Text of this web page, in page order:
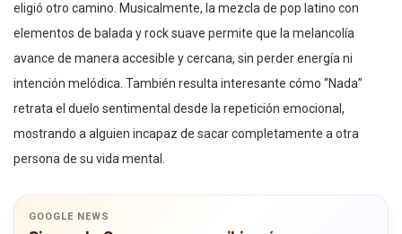
eligió otro camino. Musicalmente, la mezcla de pop latino con
elementos de balada y rock suave permite que la melancolía
avance de manera accesible y cercana, sin perder energía ni
intención melódica. También resulta interesante cómo “Nada”
retrata el duelo sentimental desde la repetición emocional,
mostrando a alguien incapaz de sacar completamente a otra
persona de su vida mental.
GOOGLE NEWS